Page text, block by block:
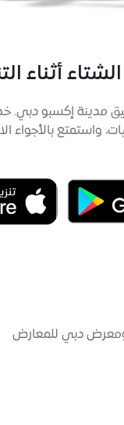
أثناء
مدينة إكسبو
واستمتع بالأجواء
دبي للمعارض